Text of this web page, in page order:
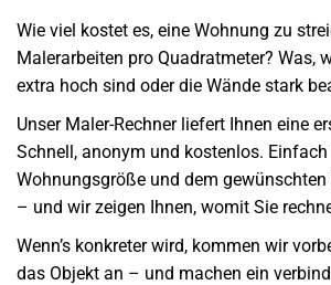
Wie viel kostet es, eine Wohnung zu
Malerarbeiten pro Quadratmeter? Was,
extra hoch sind oder die Wände stark
Unser Maler-Rechner liefert Ihnen eine
Schnell, anonym und kostenlos.
Wohnungsgröße und dem
– und wir zeigen Ihnen, womit Sie
Wenn’s konkreter wird, kommen wir
das Objekt an – und machen ein